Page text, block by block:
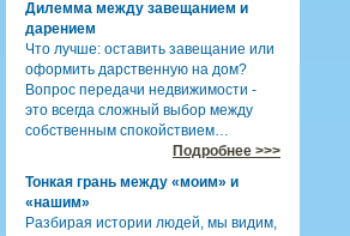
Дилемма между завещанием и
дарением
Что лучше: оставить завещание или
оформить дарственную на дом?
Вопрос передачи недвижимости -
это всегда сложный выбор между
собственным спокойствием…
Подробнее >>>
Тонкая грань между «моим» и
«нашим»
Разбирая истории людей, мы видим,